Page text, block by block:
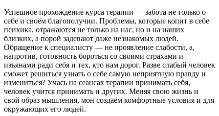
Успешное прохождение курса терапии — забота не только о
себе и своём благополучии. Проблемы, которые копит в себе
психика, отражаются не только на нас, но и на наших
близких, а порой задевают даже незнакомых людей.
Обращение к специалисту — не проявление слабости, а,
напротив, готовность бороться со своими страхами и
изъянами ради себя и тех, кто нам дорог. Разве слабый человек
сможет решиться узнать о себе самую неприятную правду и
измениться? Учась на сеансах терапии принимать себя,
человек учится принимать и других. Меняя свою жизнь и
свой образ мышления, мон создаём комфортные условия и для
окружающих его людей.